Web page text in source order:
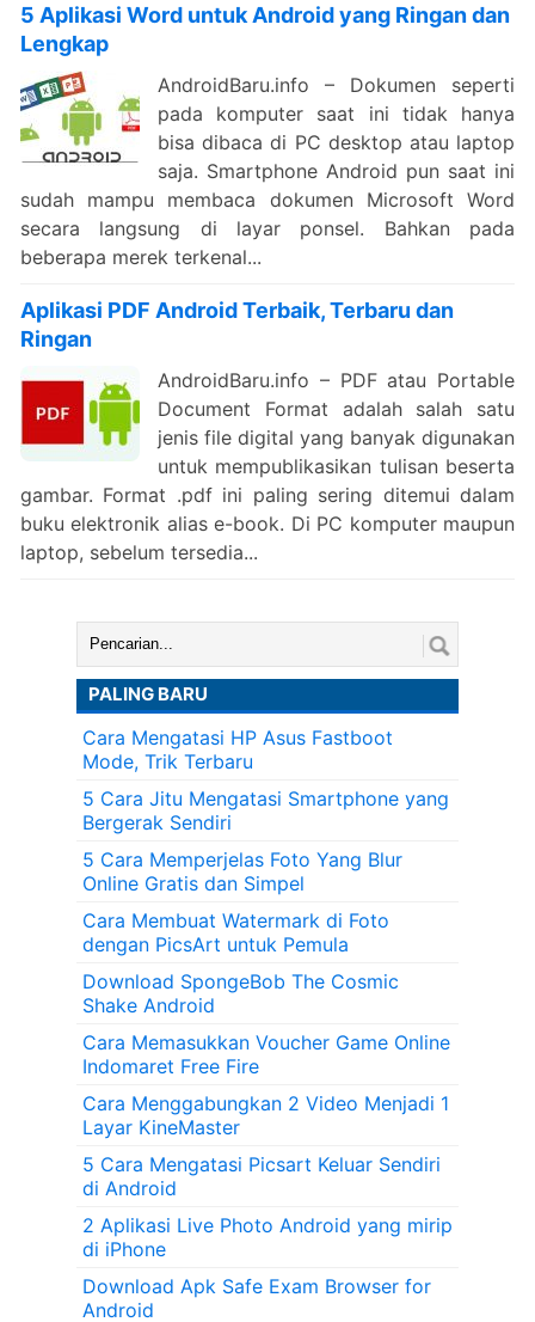
5 Aplikasi Word untuk Android yang Ringan dan
Lengkap
AndroidBaru.info – Dokumen seperti
pada komputer saat ini tidak hanya
bisa dibaca di PC desktop atau laptop
saja. Smartphone Android pun saat ini
sudah mampu membaca dokumen Microsoft Word
secara langsung di layar ponsel. Bahkan pada
beberapa merek terkenal...
Aplikasi PDF Android Terbaik, Terbaru dan
Ringan
AndroidBaru.info – PDF atau Portable
Document Format adalah salah satu
jenis file digital yang banyak digunakan
untuk mempublikasikan tulisan beserta
gambar. Format .pdf ini paling sering ditemui dalam
buku elektronik alias e-book. Di PC komputer maupun
laptop, sebelum tersedia...
Cari:
PALING BARU
Cara Mengatasi HP Asus Fastboot
Mode, Trik Terbaru
5 Cara Jitu Mengatasi Smartphone yang
Bergerak Sendiri
5 Cara Memperjelas Foto Yang Blur
Online Gratis dan Simpel
Cara Membuat Watermark di Foto
dengan PicsArt untuk Pemula
Download SpongeBob The Cosmic
Shake Android
Cara Memasukkan Voucher Game Online
Indomaret Free Fire
Cara Menggabungkan 2 Video Menjadi 1
Layar KineMaster
5 Cara Mengatasi Picsart Keluar Sendiri
di Android
2 Aplikasi Live Photo Android yang mirip
di iPhone
Download Apk Safe Exam Browser for
Android